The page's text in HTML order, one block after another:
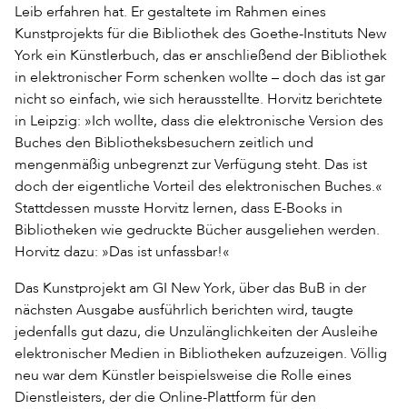
Leib erfahren hat. Er gestaltete im Rahmen eines
Kunstprojekts für die Bibliothek des Goethe-Instituts New
York ein Künstlerbuch, das er anschließend der Bibliothek
in elektronischer Form schenken wollte – doch das ist gar
nicht so einfach, wie sich herausstellte. Horvitz berichtete
in Leipzig: »Ich wollte, dass die elektronische Version des
Buches den Bibliotheksbesuchern zeitlich und
mengenmäßig unbegrenzt zur Verfügung steht. Das ist
doch der eigentliche Vorteil des elektronischen Buches.«
Stattdessen musste Horvitz lernen, dass E-Books in
Bibliotheken wie gedruckte Bücher ausgeliehen werden.
Horvitz dazu: »Das ist unfassbar!«
Das Kunstprojekt am GI New York, über das BuB in der
nächsten Ausgabe ausführlich berichten wird, taugte
jedenfalls gut dazu, die Unzulänglichkeiten der Ausleihe
elektronischer Medien in Bibliotheken aufzuzeigen. Völlig
neu war dem Künstler beispielsweise die Rolle eines
Dienstleisters, der die Online-Plattform für den